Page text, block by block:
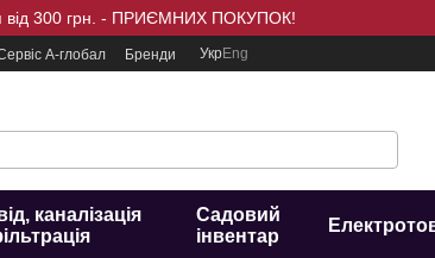
від 300 грн. - ПРИЄМНИХ ПОКУПОК!
А-глобал Бренди УкрEng
каналізація
Садовий
інвентар